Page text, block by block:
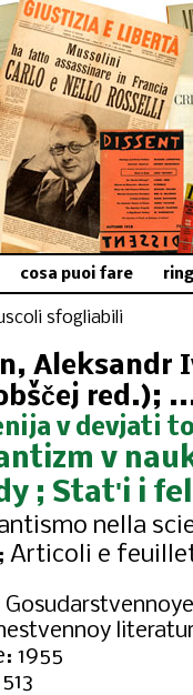
cosa puoi fare
sfogliabili
Aleksandr
red.);
v devjati
v
; Statʹi i
nella
Articoli e
1955